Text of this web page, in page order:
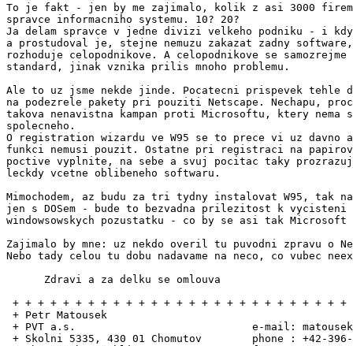
To je fakt - jen by me zajimalo, kolik z asi 3000 firem
spravce informacniho systemu. 10? 20?
Ja delam spravce v jedne divizi velkeho podniku - i
a prostudoval je, stejne nemuzu zakazat zadny
rozhoduje celopodnikove. A celopodnikove se
standard, jinak vznika prilis mnoho problemu.
Ale to uz jsme nekde jinde. Pocatecni prispevek tehle
na podezrele pakety pri pouziti Netscape. Nechapu,
takova nenavistna kampan proti Microsoftu, ktery nema s
spolecneho.
O registration wizardu ve W95 se to prece vi uz davno
funkci nemusi pouzit. Ostatne pri registraci na
poctive vyplnite, na sebe a svuj pocitac taky
leckdy vcetne oblibeneho softwaru.
Mimochodem, az budu za tri tydny instalovat W95, tak
jen s DOSem - bude to bezvadna prilezitost k vycisteni
windowsowskych pozustatku - co by se asi tak Microsoft
Zajimalo by mne: uz nekdo overil tu puvodni zpravu o
Nebo tady celou tu dobu nadavame na neco, co vubec
      Zdravi a za delku se omlouva
+ + + + + + + + + + + + + + + + + + + + + + + + + + +
+ Petr Matousek
+ PVT a.s.                            e-mail:
+ Skolni 5335, 430 01 Chomutov        phone : +42-